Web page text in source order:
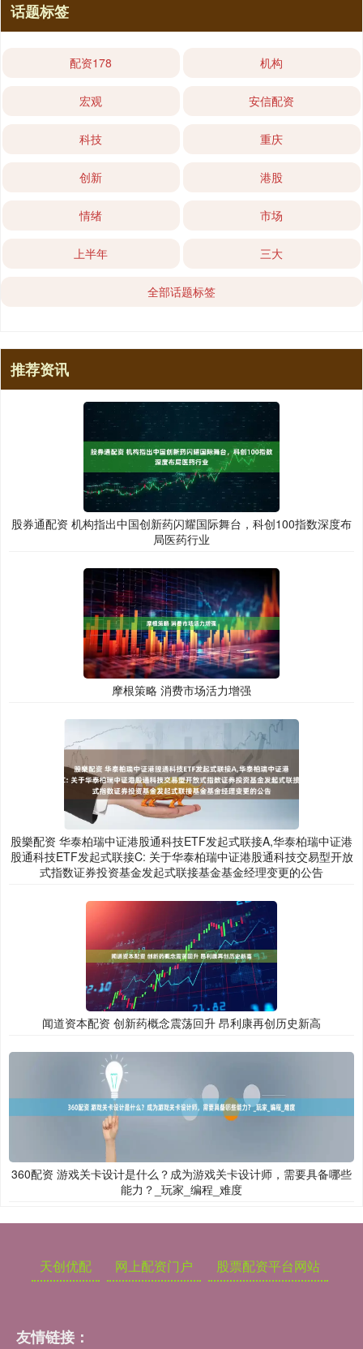
话题标签
配资178 机构
宏观 安信配资
科技 重庆
创新 港股
情绪 市场
上半年 三大
全部话题标签
推荐资讯
股券通配资 机构指出中国创新药闪耀国际舞台，科创100指数深度布
局医药行业
摩根策略 消费市场活力增强
股樂配资 华泰柏瑞中证港股通科技ETF发起式联接A,华泰柏瑞中证港
股通科技ETF发起式联接C: 关于华泰柏瑞中证港股通科技交易型开放
式指数证券投资基金发起式联接基金基金经理变更的公告
闻道资本配资 创新药概念震荡回升 昂利康再创历史新高
360配资 游戏关卡设计是什么？成为游戏关卡设计师，需要具备哪些
能力？_玩家_编程_难度
天创优配 网上配资门户 股票配资平台网站
友情链接：